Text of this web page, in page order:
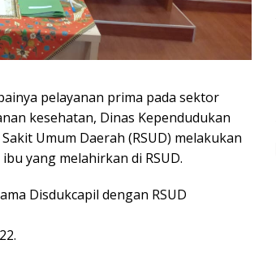
pelayanan prima pada sektor
kesehatan, Dinas Kependudukan
Umum Daerah (RSUD) melakukan
yang melahirkan di RSUD.
Disdukcapil dengan RSUD